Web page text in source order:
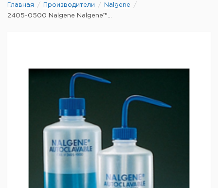
Главная Производители
Nalgene
2405-0500 Nalgene Nalgene™...